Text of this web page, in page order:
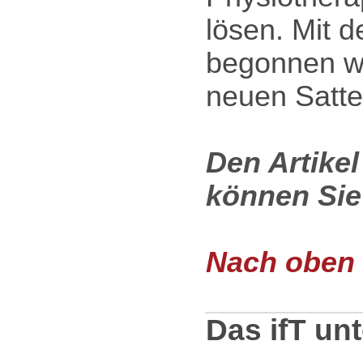
lösen. Mit
begonnen
neuen
Den
können
Nach oben
Das ifT